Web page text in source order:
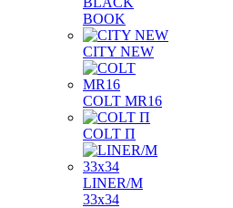
BOOK
CITY NEW
COLT MR16
COLT П
LINER/М
33х34